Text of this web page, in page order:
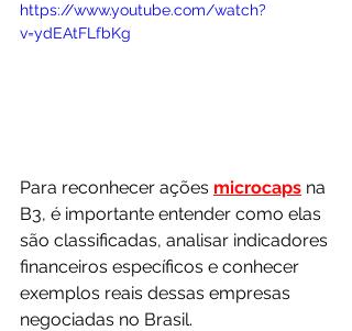
https://www.youtube.com/watch?
v=ydEAtFLfbKg
Para reconhecer ações microcaps na
B3, é importante entender como elas
são classificadas, analisar indicadores
financeiros específicos e conhecer
exemplos reais dessas empresas
negociadas no Brasil.